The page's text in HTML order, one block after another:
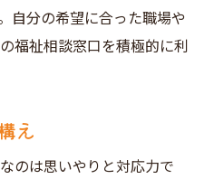
自分の希望に合った職場や
福祉相談窓口を積極的に利
え
のは思いやりと対応力で